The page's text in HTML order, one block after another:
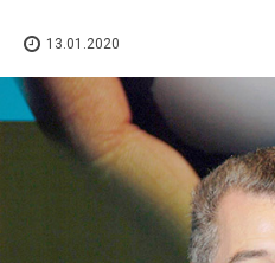
13.01.2020